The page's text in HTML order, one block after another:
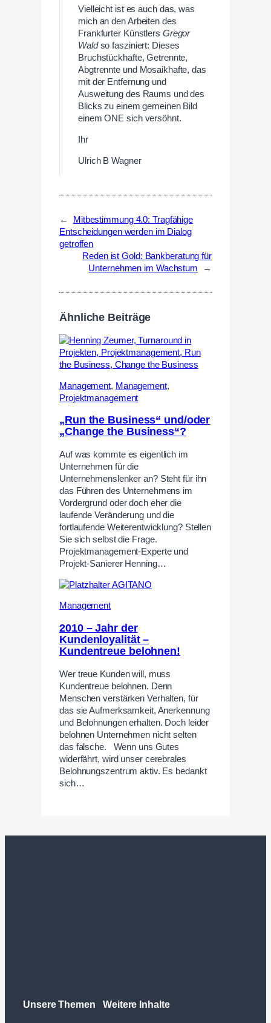
Vielleicht ist es auch das, was
mich an den Arbeiten des
Frankfurter Künstlers Gregor
Waldso fasziniert: Dieses
Bruchstückhafte, Getrennte,
Abgtrennte und Mosaikhafte, das
mit der Entfernung und
Ausweitung des Raums und des
Blicks zu einem gemeinen Bild
einem ONE sich versöhnt.
Ihr
Ulrich B Wagner
←
Mitbestimmung 4.0: Tragfähige
Entscheidungen werden im Dialog
getroffen
Reden ist Gold: Bankberatung für
Unternehmen im Wachstum
→
Ähnliche Beiträge
Management, Management,
Projektmanagement
„Run the Business“ und/oder
„Change the Business“?
Auf was kommte es eigentlich im
Unternehmen für die
Unternehmenslenker an? Steht für ihn
das Führen des Unternehmens im
Vordergrund oder doch eher die
laufende Veränderung und die
fortlaufende Weiterentwicklung? Stellen
Sie sich selbst die Frage.
Projektmanagement-Experte und
Projekt-Sanierer Henning…
Management
2010 – Jahr der
Kundenloyalität –
Kundentreue belohnen!
Wer treue Kunden will, muss
Kundentreue belohnen. Denn
Menschen verstärken Verhalten, für
das sie Aufmerksamkeit, Anerkennung
und Belohnungen erhalten. Doch leider
belohnen Unternehmen nicht selten
das falsche. Wenn uns Gutes
widerfährt, wird unser cerebrales
Belohnungszentrum aktiv. Es bedankt
sich…
Unsere Themen Weitere Inhalte